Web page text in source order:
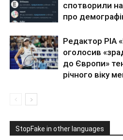
спотворили
про
Редактор РІА
оголосив
до Європи»
річного віку
StopFake in other languages